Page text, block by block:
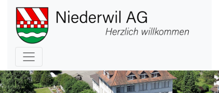
Hauptnavigation